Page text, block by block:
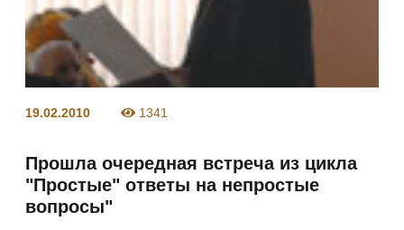
19.02.2010 1341
Прошла очередная встреча из цикла
"Простые" ответы на непростые
вопросы"